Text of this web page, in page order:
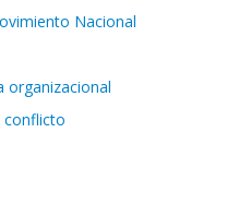
Nacional
organizacional
conflicto